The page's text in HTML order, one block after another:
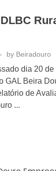
by Beiradouro
dia 20
GAL Beira
de
...